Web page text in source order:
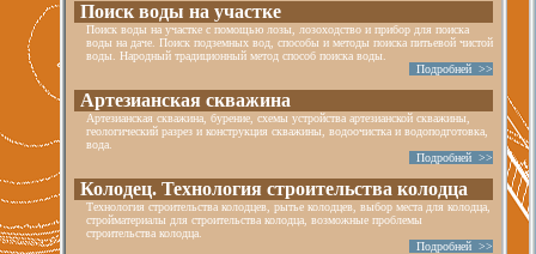
Поиск воды на участке
Поиск воды на участке с помощью лозы, лозоходство и прибор для поиска
воды на даче. Поиск подземных вод, способы и методы поиска питьевой чистой
воды. Народный традиционный метод способ поиска воды.
Подробней >>
Артезианская скважина
Артезианская скважина, бурение, схемы устройства артезианской скважины,
геологический разрез и конструкция скважины, водоочистка и водоподготовка,
вода.
Подробней >>
Колодец. Технология строительства колодца
Технология строительства колодцев, рытье колодцев, выбор места для колодца,
стройматериалы для строительства колодца, возможные проблемы
строительства колодца.
Подробней >>